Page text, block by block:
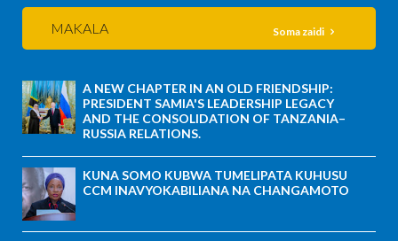
MAKALA Soma zaidi
A NEW CHAPTER IN AN OLD FRIENDSHIP:
PRESIDENT SAMIA'S LEADERSHIP LEGACY
AND THE CONSOLIDATION OF TANZANIA–
RUSSIA RELATIONS.
KUNA SOMO KUBWA TUMELIPATA KUHUSU
CCM INAVYOKABILIANA NA CHANGAMOTO